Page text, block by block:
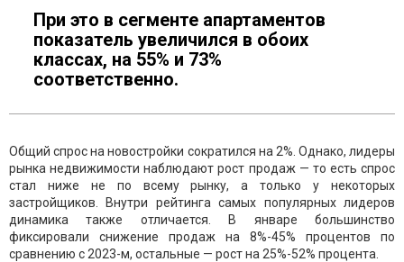
При это в сегменте апартаментов
показатель увеличился в обоих
классах, на 55% и 73%
соответственно.
Общий спрос на новостройки сократился на 2%. Однако, лидеры
рынка недвижимости наблюдают рост продаж — то есть спрос
стал ниже не по всему рынку, а только у некоторых
застройщиков. Внутри рейтинга самых популярных лидеров
динамика также отличается. В январе большинство
фиксировали снижение продаж на 8%-45% процентов по
сравнению с 2023-м, остальные — рост на 25%-52% процента.